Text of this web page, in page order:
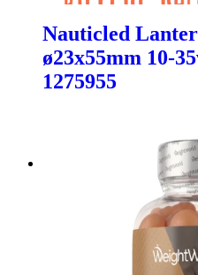
Nauticled
ø23x55mm 10-
1275955